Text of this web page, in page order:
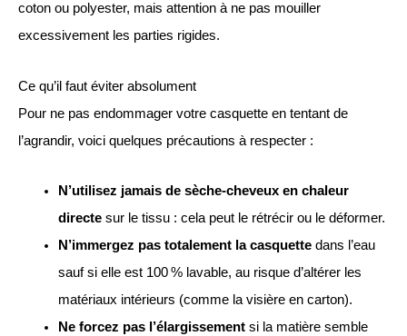
coton ou polyester, mais attention à ne pas mouiller
excessivement les parties rigides.
Ce qu’il faut éviter absolument
Pour ne pas endommager votre casquette en tentant de
l’agrandir, voici quelques précautions à respecter :
N’utilisez jamais de sèche-cheveux en chaleur
directesur le tissu : cela peut le rétrécir ou le déformer.
N’immergez pas totalement la casquettedans l’eau
sauf si elle est 100 % lavable, au risque d’altérer les
matériaux intérieurs (comme la visière en carton).
Ne forcez pas l’élargissementsi la matière semble